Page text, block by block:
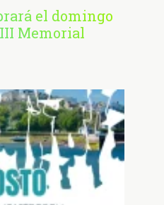
el domingo
III Memorial